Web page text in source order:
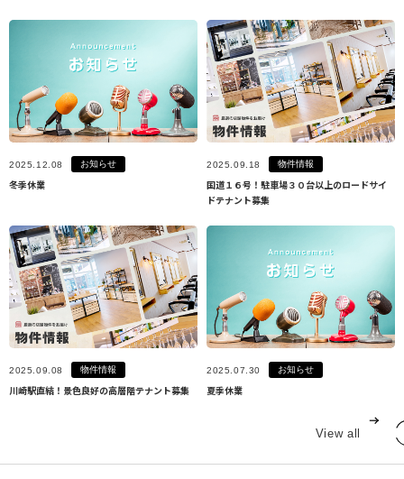
2025.12.08 お知らせ
冬季休業
2025.09.18 物件情報
国道１６号！駐車場３０台以上のロードサイ
ドテナント募集
2025.09.08 物件情報
川崎駅直結！景色良好の高層階テナント募集
2025.07.30 お知らせ
夏季休業
View all